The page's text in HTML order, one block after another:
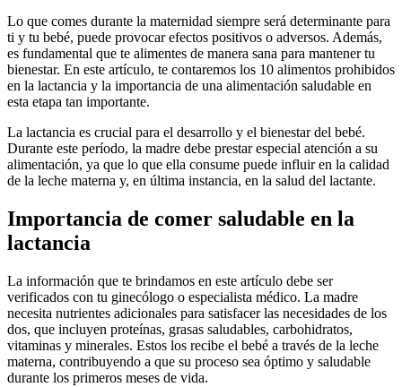
Lo que comes durante la maternidad siempre será determinante para
ti y tu bebé, puede provocar efectos positivos o adversos. Además,
es fundamental que te alimentes de manera sana para mantener tu
bienestar. En este artículo, te contaremos los 10 alimentos prohibidos
en la lactancia y la importancia de una alimentación saludable en
esta etapa tan importante.
La lactancia es crucial para el desarrollo y el bienestar del bebé.
Durante este período, la madre debe prestar especial atención a su
alimentación, ya que lo que ella consume puede influir en la calidad
de la leche materna y, en última instancia, en la salud del lactante.
Importancia de comer saludable en la
lactancia
La información que te brindamos en este artículo debe ser
verificados con tu ginecólogo o especialista médico. La madre
necesita nutrientes adicionales para satisfacer las necesidades de los
dos, que incluyen proteínas, grasas saludables, carbohidratos,
vitaminas y minerales. Estos los recibe el bebé a través de la leche
materna, contribuyendo a que su proceso sea óptimo y saludable
durante los primeros meses de vida.